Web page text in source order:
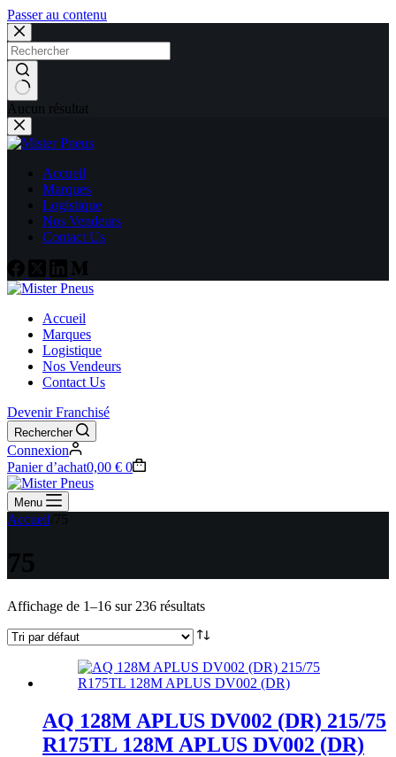
Passer au contenu
Aucun résultat
Accueil
Marques
Logistique
Nos Vendeurs
Contact Us
Accueil
Marques
Logistique
Nos Vendeurs
Contact Us
Devenir Franchisé
Rechercher
Connexion
Panier d’achat0,00 € 0
Menu
Accueil 75
75
Affichage de 1–16 sur 236 résultats
AQ 128M APLUS DV002 (DR) 215/75
R175TL 128M APLUS DV002 (DR)